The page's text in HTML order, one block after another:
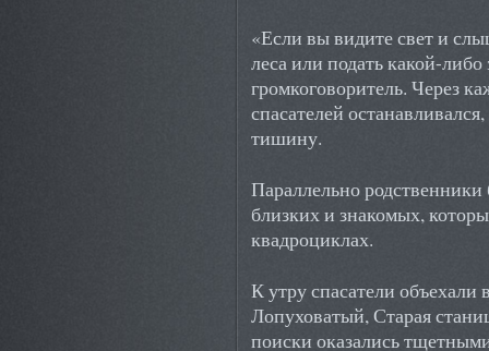
«Если вы видите свет и
леса или подать какой-
громкоговоритель. Через
спасателей
тишину.
Параллельно
близких и знакомых,
квадроциклах.
К утру спасатели объехали
Лопуховатый, Старая
поиски оказались